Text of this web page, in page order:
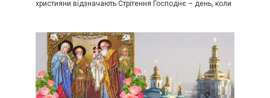
християни відзначають Стрітення Господнє – день, коли